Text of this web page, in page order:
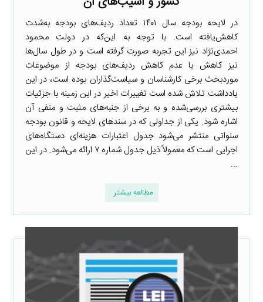
در لایحه بودجه سال ۱۴۰۱ تعداد ردیف‌های بودجه به‌شدت
کاهش‌یافته است. با توجه به این‌که در دولت محمود
احمدی‌نژاد نیز این تجربه صورت گرفته است و در طول سال‌ها
نیز کاهش یا عدم کاهش ردیف‌های بودجه از موضوعات
موردبحث برخی کارشناسان و سیاست‌گذاران بوده است، در این
یادداشت تلاش شده است تغییرات اخیر در این زمینه با جزئیات
بیشتری بررسی‌شده و به برخی از جنبه‌های مثبت و منفی آن
اشاره شود. یکی از جداولی که در سندهای لایحه و قانون بودجه
سنواتی منتشر می‌شود جدول اعتبارات هزینه‌ای دستگاه‌های
اجرایی است که معمولاً ذیل جدول شماره ۷ ارائه می‌شود. در این
...
مطالعه بیشتر